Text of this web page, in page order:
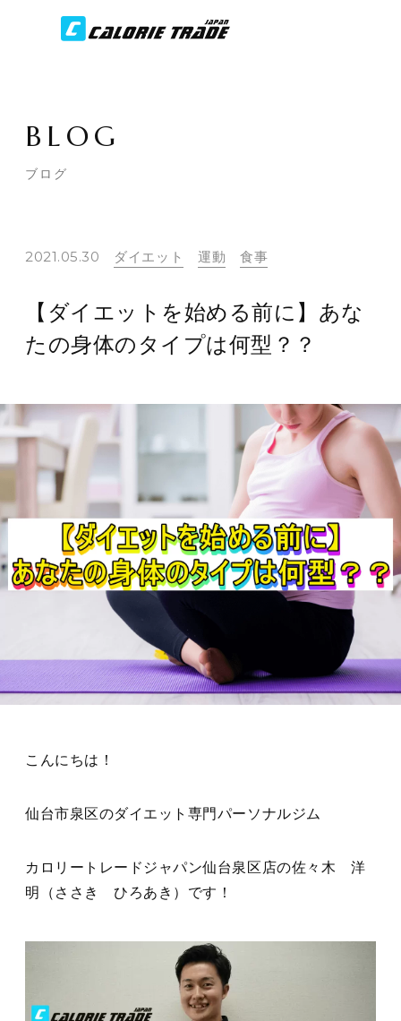
BLOG
ブログ
2021.05.30 ダイエット 運動 食事
【ダイエットを始める前に】あな
たの身体のタイプは何型？？
こんにちは！
仙台市泉区のダイエット専門パーソナルジム
カロリートレードジャパン仙台泉区店の佐々木 洋
明（ささき ひろあき）です！